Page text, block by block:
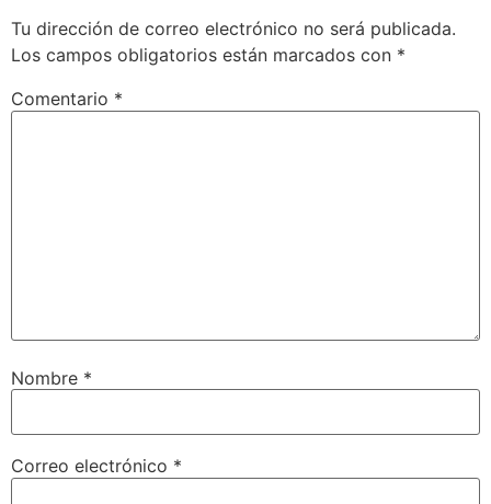
Tu dirección de correo electrónico no será publicada.
Los campos obligatorios están marcados con *
Comentario *
Nombre *
Correo electrónico *